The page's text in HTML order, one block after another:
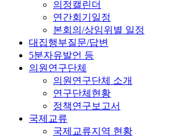
의정캘린더
연간회기일정
본회의/상임위별 일정
대집행부질문/답변
5분자유발언 등
의원연구단체
의원연구단체 소개
연구단체현황
정책연구보고서
국제교류
국제교류지역 현황